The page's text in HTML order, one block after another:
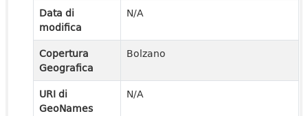
Data di
modifica
N/A
Copertura
Geografica
Bolzano
URI di
GeoNames
N/A